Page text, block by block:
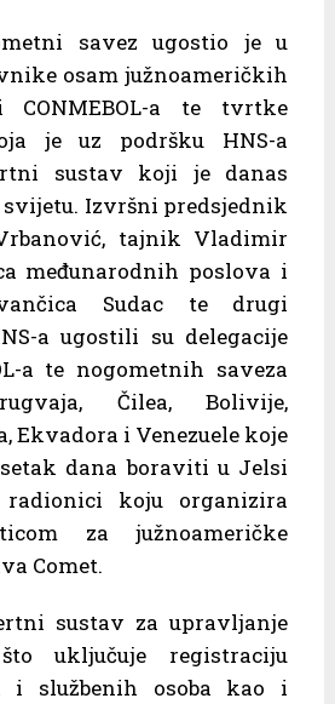
savez ugostio je u
osam južnoameričkih
a te tvrtke
je uz podršku HNS-a
sustav koji je danas
Izvršni predsjednik
tajnik Vladimir
međunarodnih poslova i
Sudac te drugi
a ugostili su delegacije
a te nogometnih saveza
Čilea, Bolivije,
Ekvadora i Venezuele koje
dana boraviti u Jelsi
koju organizira
za južnoameričke
Comet.
sustav za upravljanje
uključuje registraciju
i službenih osoba kao i